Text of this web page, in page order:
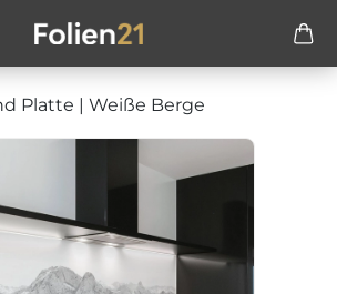
Platte | Weiße Berge